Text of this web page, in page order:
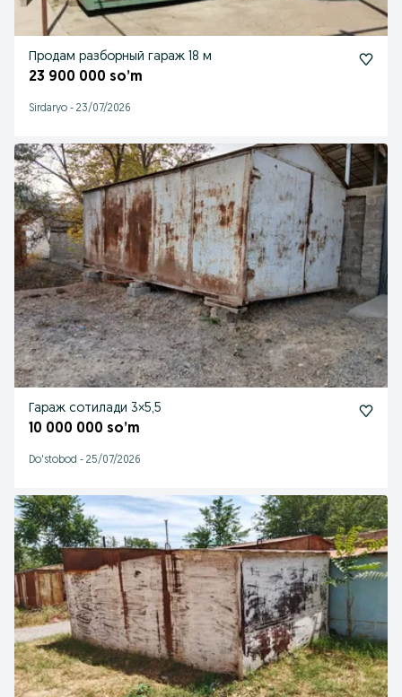
Продам разборный гараж 18 м
23 900 000 so’m
Sirdaryo - 23/07/2026
Гараж сотилади 3×5,5
10 000 000 so’m
Do'stobod - 25/07/2026